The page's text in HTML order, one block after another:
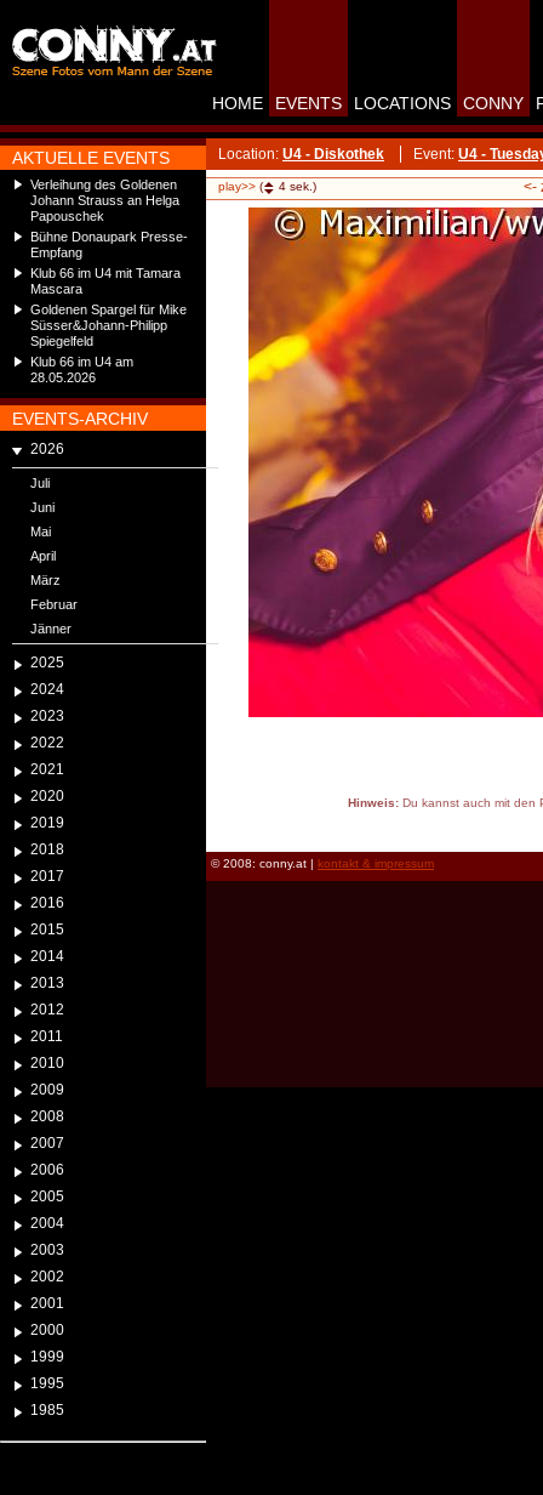
AKTUELLE EVENTS
Verleihung des Goldenen
Johann Strauss an Helga
Papouschek
Bühne Donaupark Presse-
Empfang
Klub 66 im U4 mit Tamara
Mascara
Goldenen Spargel für Mike
Süsser&Johann-Philipp
Spiegelfeld
Klub 66 im U4 am
28.05.2026
EVENTS-ARCHIV
2026
Juli
Juni
Mai
April
März
Februar
Jänner
2025
2024
2023
2022
2021
2020
2019
2018
2017
2016
2015
2014
2013
2012
2011
2010
2009
2008
2007
2006
2005
2004
2003
2002
2001
2000
1999
1995
1985
HOME EVENTS LOCATIONS CONNY
Location: U4 - Diskothek Event: U4 -
play>> ( 4 sek.) <-
Hinweis:Du kannst auch mit den
© 2008: conny.at | kontakt & impressum